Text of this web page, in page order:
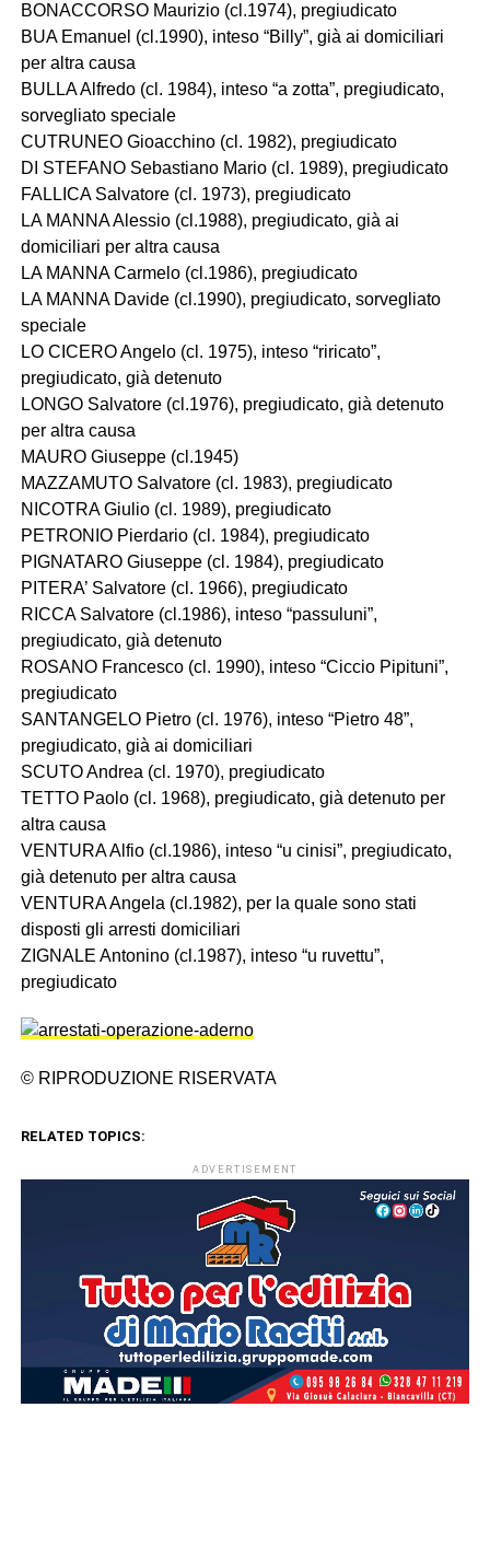
BONACCORSO Maurizio (cl.1974), pregiudicato
BUA Emanuel (cl.1990), inteso “Billy”, già ai domiciliari
per altra causa
BULLA Alfredo (cl. 1984), inteso “a zotta”, pregiudicato,
sorvegliato speciale
CUTRUNEO Gioacchino (cl. 1982), pregiudicato
DI STEFANO Sebastiano Mario (cl. 1989), pregiudicato
FALLICA Salvatore (cl. 1973), pregiudicato
LA MANNA Alessio (cl.1988), pregiudicato, già ai
domiciliari per altra causa
LA MANNA Carmelo (cl.1986), pregiudicato
LA MANNA Davide (cl.1990), pregiudicato, sorvegliato
speciale
LO CICERO Angelo (cl. 1975), inteso “riricato”,
pregiudicato, già detenuto
LONGO Salvatore (cl.1976), pregiudicato, già detenuto
per altra causa
MAURO Giuseppe (cl.1945)
MAZZAMUTO Salvatore (cl. 1983), pregiudicato
NICOTRA Giulio (cl. 1989), pregiudicato
PETRONIO Pierdario (cl. 1984), pregiudicato
PIGNATARO Giuseppe (cl. 1984), pregiudicato
PITERA’ Salvatore (cl. 1966), pregiudicato
RICCA Salvatore (cl.1986), inteso “passuluni”,
pregiudicato, già detenuto
ROSANO Francesco (cl. 1990), inteso “Ciccio Pipituni”,
pregiudicato
SANTANGELO Pietro (cl. 1976), inteso “Pietro 48”,
pregiudicato, già ai domiciliari
SCUTO Andrea (cl. 1970), pregiudicato
TETTO Paolo (cl. 1968), pregiudicato, già detenuto per
altra causa
VENTURA Alfio (cl.1986), inteso “u cinisi”, pregiudicato,
già detenuto per altra causa
VENTURA Angela (cl.1982), per la quale sono stati
disposti gli arresti domiciliari
ZIGNALE Antonino (cl.1987), inteso “u ruvettu”,
pregiudicato
© RIPRODUZIONE RISERVATA
RELATED TOPICS:
ADVERTISEMENT